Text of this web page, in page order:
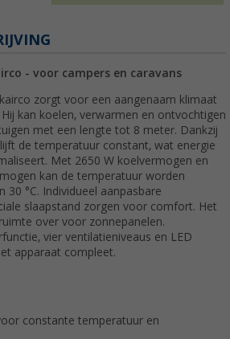
- voor campers en caravans
zorgt voor een aangenaam klimaat
kan koelen, verwarmen en ontvochtigen
met een lengte tot 8 meter. Dankzij
de temperatuur constant, wat energie
Met 2650 W koelvermogen en
kan de temperatuur worden
30 °C. Individueel aanpasbare
slaapstand zorgen voor comfort. Het
over voor zonnepanelen.
vier ventilatieniveaus en LED
apparaat compleet.
constante temperatuur en